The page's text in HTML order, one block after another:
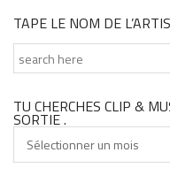
TAPE LE NOM DE
TU CHERCHES CLIP &
SORTIE .
cherches